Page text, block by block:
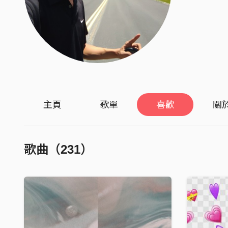
主頁 歌單 喜歡 關
歌曲（231）